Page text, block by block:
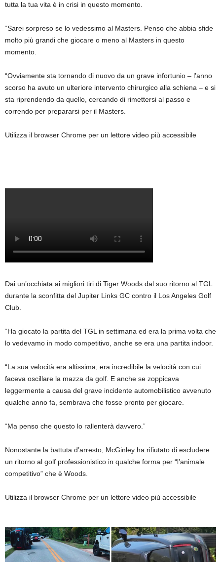
tutta la tua vita è in crisi in questo momento.
“Sarei sorpreso se lo vedessimo al Masters. Penso che abbia sfide
molto più grandi che giocare o meno al Masters in questo
momento.
“Ovviamente sta tornando di nuovo da un grave infortunio – l’anno
scorso ha avuto un ulteriore intervento chirurgico alla schiena – e si
sta riprendendo da quello, cercando di rimettersi al passo e
correndo per prepararsi per il Masters.
Utilizza il browser Chrome per un lettore video più accessibile
Dai un’occhiata ai migliori tiri di Tiger Woods dal suo ritorno al TGL
durante la sconfitta del Jupiter Links GC contro il Los Angeles Golf
Club.
“Ha giocato la partita del TGL in settimana ed era la prima volta che
lo vedevamo in modo competitivo, anche se era una partita indoor.
“La sua velocità era altissima; era incredibile la velocità con cui
faceva oscillare la mazza da golf. E anche se zoppicava
leggermente a causa del grave incidente automobilistico avvenuto
qualche anno fa, sembrava che fosse pronto per giocare.
“Ma penso che questo lo rallenterà davvero.”
Nonostante la battuta d’arresto, McGinley ha rifiutato di escludere
un ritorno al golf professionistico in qualche forma per “l’animale
competitivo” che è Woods.
Utilizza il browser Chrome per un lettore video più accessibile